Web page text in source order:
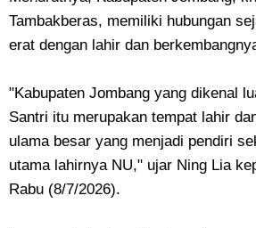
Tambakberas, memiliki hubungan
erat dengan lahir dan
"Kabupaten Jombang yang dikenal
Santri itu merupakan tempat lahir
ulama besar yang menjadi pendiri
utama lahirnya NU," ujar Ning Lia
Rabu (8/7/2026).